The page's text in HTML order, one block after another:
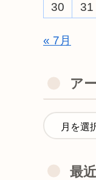
30
31
« 7月
ア
最